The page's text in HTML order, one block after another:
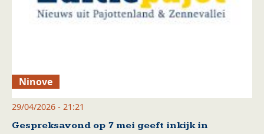
Ninove
29/04/2026 - 21:21
Gespreksavond op 7 mei geeft inkijk in